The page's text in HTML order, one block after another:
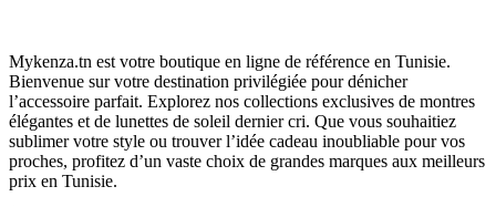
Mykenza.tn est votre boutique en ligne de référence en Tunisie.
Bienvenue sur votre destination privilégiée pour dénicher
l’accessoire parfait. Explorez nos collections exclusives de montres
élégantes et de lunettes de soleil dernier cri. Que vous souhaitiez
sublimer votre style ou trouver l’idée cadeau inoubliable pour vos
proches, profitez d’un vaste choix de grandes marques aux meilleurs
prix en Tunisie.